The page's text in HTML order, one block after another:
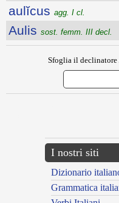
aulĭcus agg. I cl.
Aulis sost. femm. III decl.
Sfoglia il declinatore
I nostri siti
Dizionario
Grammatica